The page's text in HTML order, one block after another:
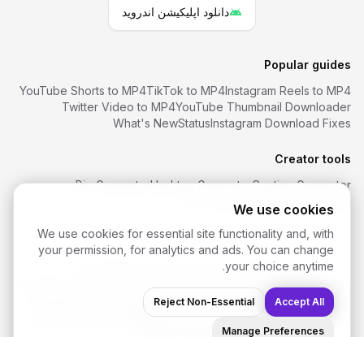
دانلود اپلیکیشن اندروید
Popular guides
Instagram Reels to MP4
TikTok to MP4
YouTube Shorts to MP4
YouTube Thumbnail Downloader
Twitter Video to MP4
Instagram Download Fixes
Status
What's New
Creator tools
Caption Generator
Hashtag Generator
Bio Generator
Username Ideas
©
2026
. All rights reserved.
دانلود ویدیو اینستاگرامدانلود ویدیو فیس‌بوک
دانلود ویدیو TikTok
دانلود ویدیو Twitter / X
سوالات متداول
حریم خصوصیشرایطDMCA
We use cookies
We use cookies for essential site functionality and, with
your permission, for analytics and ads. You can change
your choice anytime.
Accept All
Reject Non-Essential
Manage Preferences